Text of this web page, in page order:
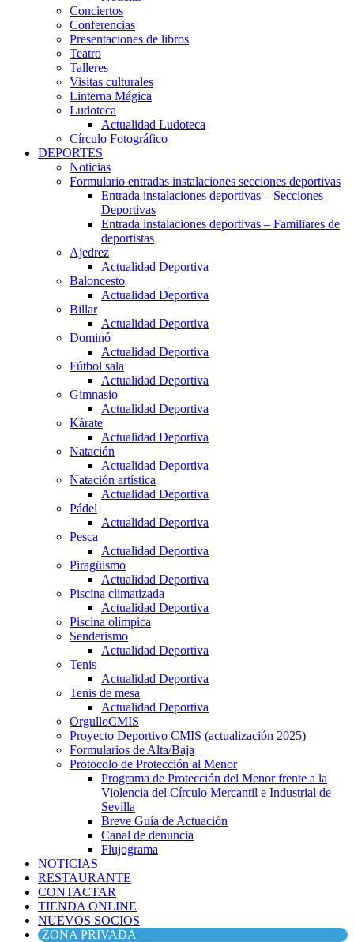
Conciertos
Conferencias
Presentaciones de libros
Teatro
Talleres
Visitas culturales
Linterna Mágica
Ludoteca
Actualidad Ludoteca
Círculo Fotográfico
DEPORTES
Noticias
Formulario entradas instalaciones secciones deportivas
Entrada instalaciones deportivas – Secciones
Deportivas
Entrada instalaciones deportivas – Familiares de
deportistas
Ajedrez
Actualidad Deportiva
Baloncesto
Actualidad Deportiva
Billar
Actualidad Deportiva
Dominó
Actualidad Deportiva
Fútbol sala
Actualidad Deportiva
Gimnasio
Actualidad Deportiva
Kárate
Actualidad Deportiva
Natación
Actualidad Deportiva
Natación artística
Actualidad Deportiva
Pádel
Actualidad Deportiva
Pesca
Actualidad Deportiva
Piragüismo
Actualidad Deportiva
Piscina climatizada
Actualidad Deportiva
Piscina olímpica
Senderismo
Actualidad Deportiva
Tenis
Actualidad Deportiva
Tenis de mesa
Actualidad Deportiva
OrgulloCMIS
Proyecto Deportivo CMIS (actualización 2025)
Formularios de Alta/Baja
Protocolo de Protección al Menor
Programa de Protección del Menor frente a la
Violencia del Círculo Mercantil e Industrial de
Sevilla
Breve Guía de Actuación
Canal de denuncia
Flujograma
NOTICIAS
RESTAURANTE
CONTACTAR
TIENDA ONLINE
NUEVOS SOCIOS
ZONA PRIVADA